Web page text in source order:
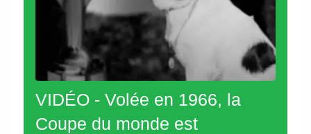
VIDÉO - Volée en 1966, la
Coupe du monde est